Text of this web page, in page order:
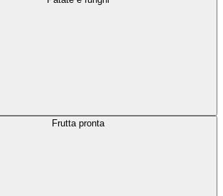
Frutta pronta